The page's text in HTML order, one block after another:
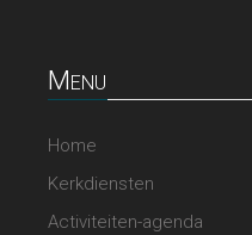
Menu
Home
Kerkdiensten
Activiteiten-agenda